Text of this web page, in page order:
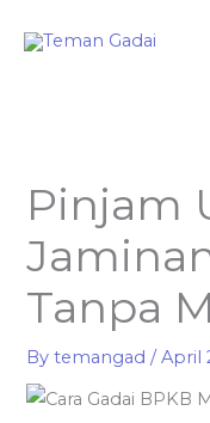
Pinjam
Tanpa
Bytemangad/April